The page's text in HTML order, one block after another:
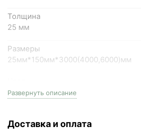
Написать в МАКС
Написать в Telegram
г.Самара, ул. Садовая, дом 199,
пн-пт с 9:00 до 18:00
Толщина
25 мм
Размеры
25мм*150мм*3000(4000,6000)мм
венге
доска террасная пустотелая
Развернуть описание
Доставка и оплата